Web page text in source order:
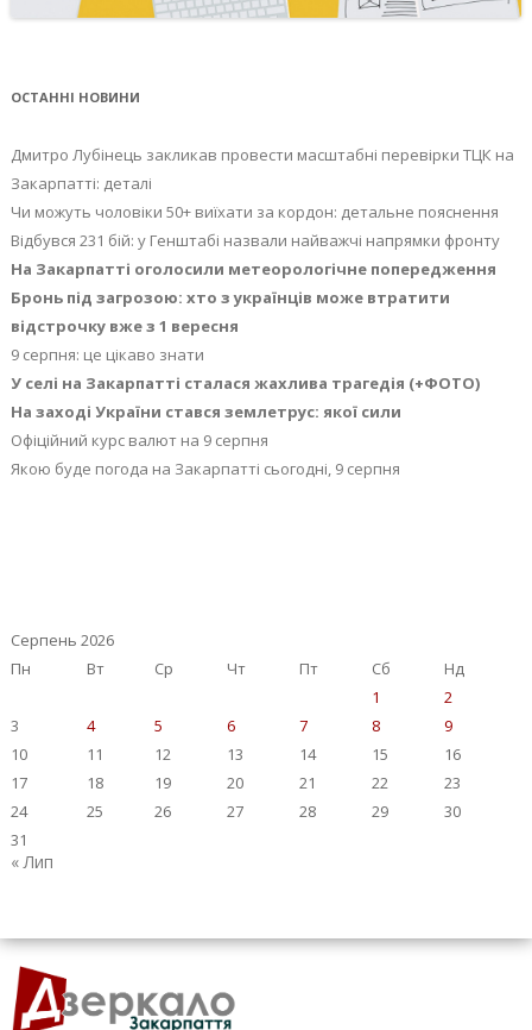
ОСТАННІ НОВИНИ
Дмитро Лубінець закликав провести масштабні перевірки ТЦК на
Закарпатті: деталі
Чи можуть чоловіки 50+ виїхати за кордон: детальне пояснення
Відбувся 231 бій: у Генштабі назвали найважчі напрямки фронту
На Закарпатті оголосили метеорологічне попередження
Бронь під загрозою: хто з українців може втратити
відстрочку вже з 1 вересня
9 серпня: це цікаво знати
У селі на Закарпатті сталася жахлива трагедія (+ФОТО)
На заході України стався землетрус: якої сили
Офіційний курс валют на 9 серпня
Якою буде погода на Закарпатті сьогодні, 9 серпня
Серпень 2026
Пн
Вт Ср Чт Пт Сб
Нд
1
2
3
4 5 6 7 8
9
10
11 12 13 14 15
16
17
18 19 20 21 22
23
24
25 26 27 28 29
30
31
« Лип